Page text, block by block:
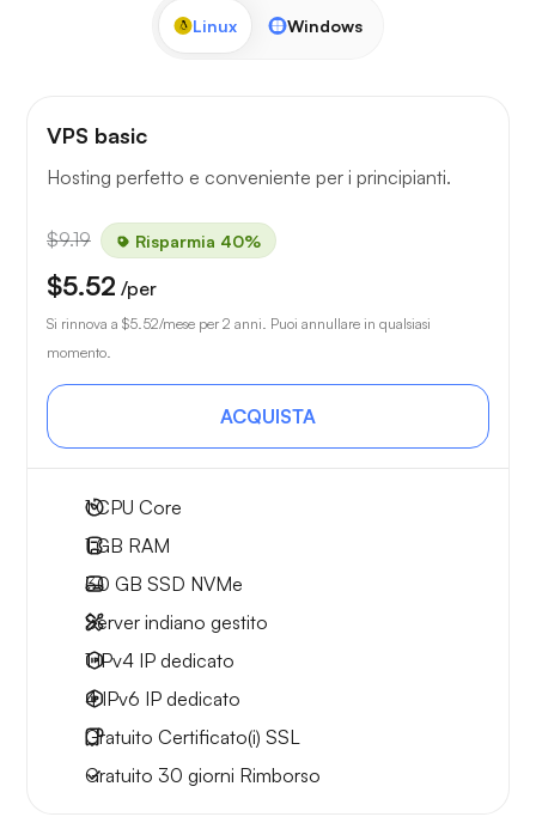
Linux Windows
VPS basic
Hosting perfetto e conveniente per i principianti.
$9.19 Risparmia 40%
$5.52 /per
Si rinnova a $5.52/mese per 2 anni. Puoi annullare in qualsiasi
momento.
ACQUISTA
1CPU Core
1 GB RAM
30 GB SSD NVMe
Server indiano gestito
1 IPv4 IP dedicato
4 IPv6 IP dedicato
Gratuito Certificato(i) SSL
Gratuito 30 giorni Rimborso